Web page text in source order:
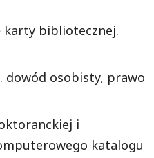
karty bibliotecznej.
dowód osobisty, prawo
i
katalogu